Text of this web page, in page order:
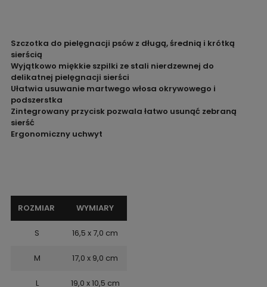
Szczotka do pielęgnacji psów z długą, średnią i krótką
sierścią
Wyjątkowo miękkie szpilki ze stali nierdzewnej do
delikatnej pielęgnacji sierści
Ułatwia usuwanie martwego włosa okrywowego i
podszerstka
Zintegrowany przycisk pozwala łatwo usunąć zebraną
sierść
Ergonomiczny uchwyt
ROZMIAR WYMIARY
S 16,5 x 7,0 cm
M 17,0 x 9,0 cm
L 19,0 x 10,5 cm